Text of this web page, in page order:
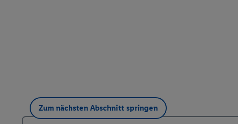
Zum nächsten Abschnitt springen